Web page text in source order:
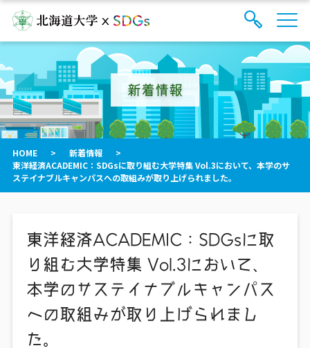
索
フ
ォ
ー
を
開
閉
る
イ
ト
内
メ
ニ
ュ
ー
新着情報
HOME > 新着情報
>
東洋経済ACADEMIC：SDGsに取り組む大学特集 Vol.3において、本学のサ
ステイナブルキャンパスへの取組みが取り上げられました。
東洋経済ACADEMIC：SDGsに取
り組む大学特集 Vol.3において、
本学のサステイナブルキャンパス
への取組みが取り上げられまし
た。